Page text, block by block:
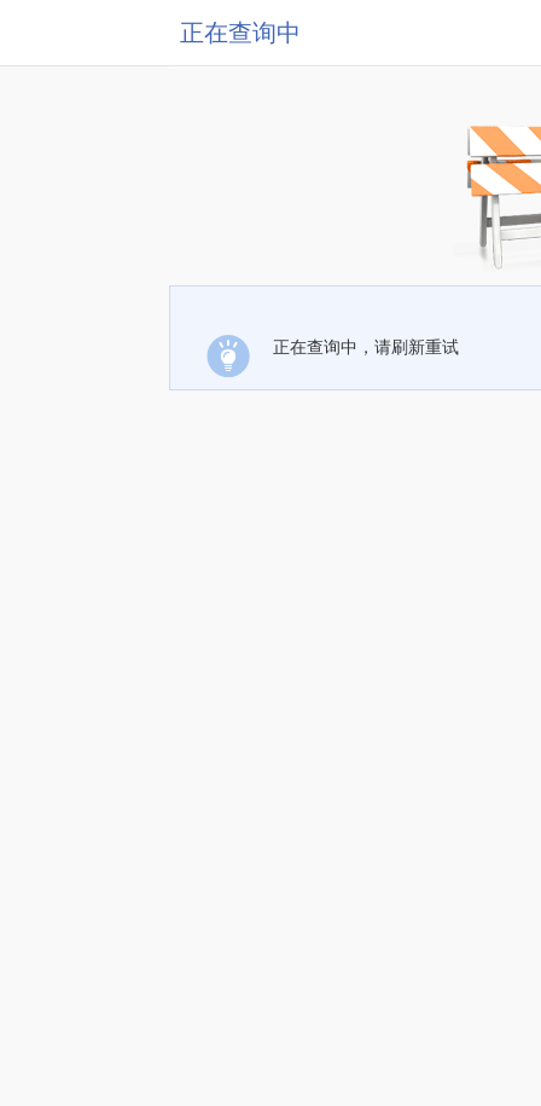
正在查询中
正在查询中，请刷新重试